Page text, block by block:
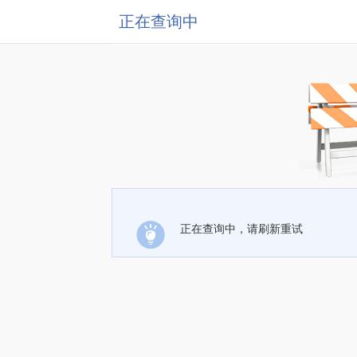
正在查询中
正在查询中，请刷新重试